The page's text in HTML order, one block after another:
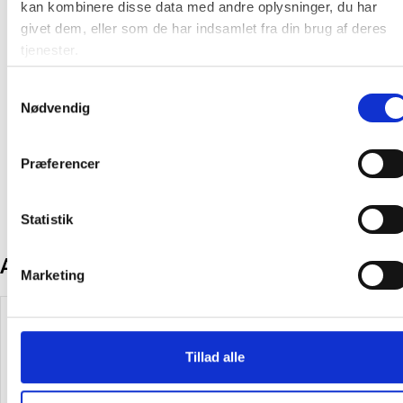
kan kombinere disse data med andre oplysninger, du har
givet dem, eller som de har indsamlet fra din brug af deres
tjenester.
Nødvendig
Præferencer
Statistik
Marketing
Tillad alle
På lager:
Oprindelsesland:
Andre kunder købte også
Køb mere og spar